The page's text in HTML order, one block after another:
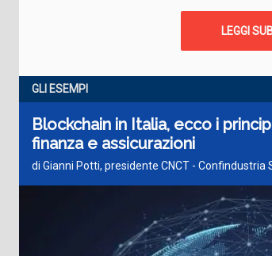
LEGGI
GLI ESEMPI
Blockchain in Italia, ecco i
finanza e assicurazioni
di Gianni Potti, presidente CNCT - Confindustria